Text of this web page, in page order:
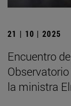
21 | 10 | 2025
Encuentro
la ministra